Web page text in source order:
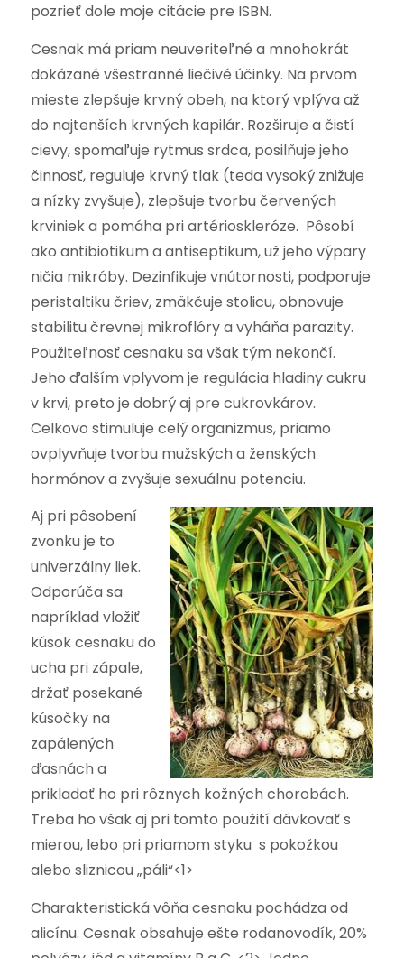
pozrieť dole moje citácie pre ISBN.
Cesnak má priam neuveriteľné a mnohokrát
dokázané všestranné liečivé účinky. Na prvom
mieste zlepšuje krvný obeh, na ktorý vplýva až
do najtenších krvných kapilár. Rozširuje a čistí
cievy, spomaľuje rytmus srdca, posilňuje jeho
činnosť, reguluje krvný tlak (teda vysoký znižuje
a nízky zvyšuje), zlepšuje tvorbu červených
krviniek a pomáha pri artérioskleróze. Pôsobí
ako antibiotikum a antiseptikum, už jeho výpary
ničia mikróby. Dezinfikuje vnútornosti, podporuje
peristaltiku čriev, zmäkčuje stolicu, obnovuje
stabilitu črevnej mikroflóry a vyháňa parazity.
Použiteľnosť cesnaku sa však tým nekončí.
Jeho ďalším vplyvom je regulácia hladiny cukru
v krvi, preto je dobrý aj pre cukrovkárov.
Celkovo stimuluje celý organizmus, priamo
ovplyvňuje tvorbu mužských a ženských
hormónov a zvyšuje sexuálnu potenciu.
Aj pri pôsobení
zvonku je to
univerzálny liek.
Odporúča sa
napríklad vložiť
kúsok cesnaku do
ucha pri zápale,
držať posekané
kúsočky na
zapálených
ďasnách a
prikladať ho pri rôznych kožných chorobách.
Treba ho však aj pri tomto použití dávkovať s
mierou, lebo pri priamom styku s pokožkou
alebo sliznicou „páli“<1>
Charakteristická vôňa cesnaku pochádza od
alicínu. Cesnak obsahuje ešte rodanovodík, 20%